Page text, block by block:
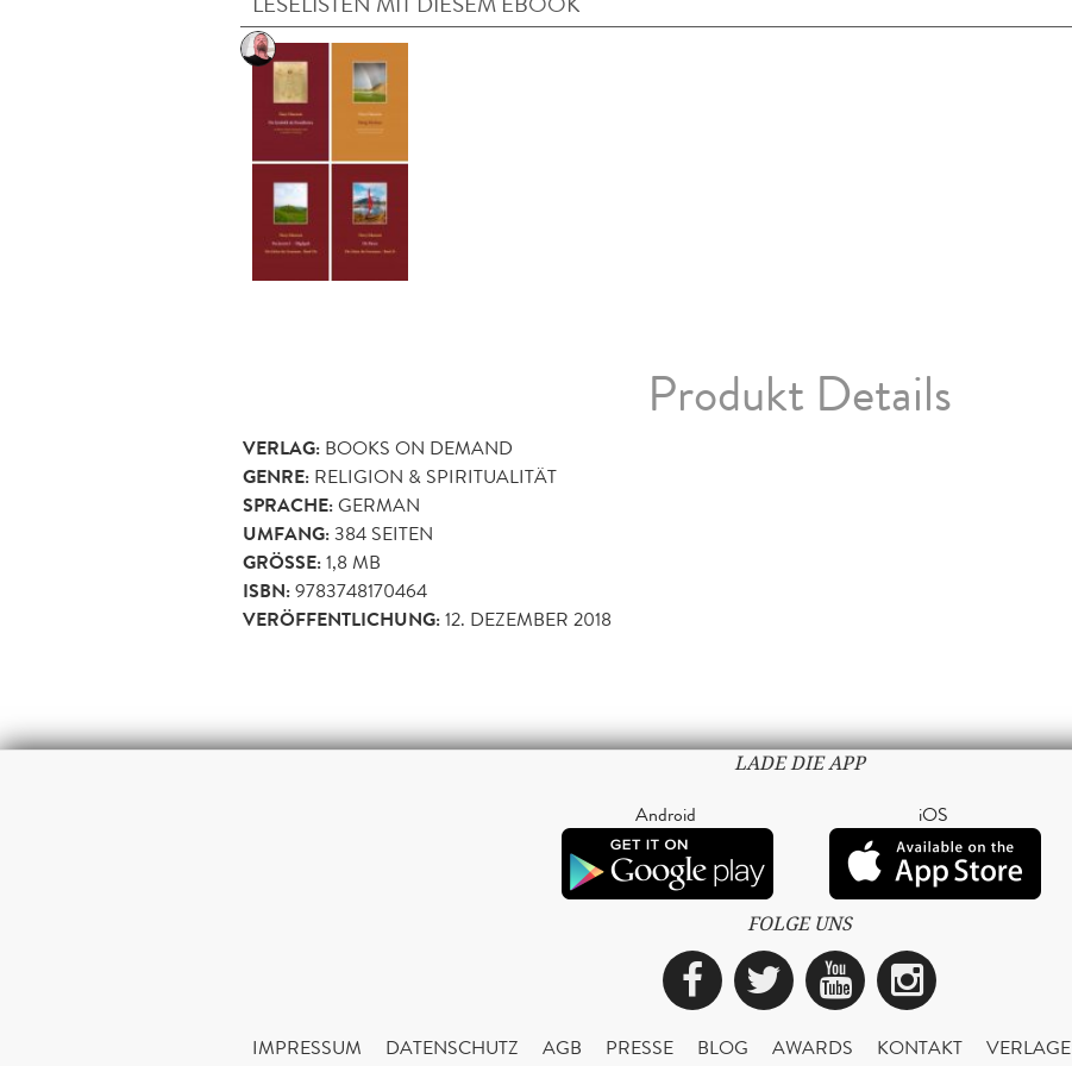
Produkt Details
VERLAG: BOOKS ON DEMAND
GENRE: RELIGION & SPIRITUALITÄT
SPRACHE:GERMAN
UMFANG:384 SEITEN
GRÖSSE: 1,8 MB
ISBN:9783748170464
VERÖFFENTLICHUNG:12. DEZEMBER 2018
LADE DIE APP
Android iOS
FOLGE UNS
Facebook
TwitterYouTubeInstagram
IMPRESSUM DATENSCHUTZ AGB PRESSE BLOG AWARDS KONTAKT VERLAGE